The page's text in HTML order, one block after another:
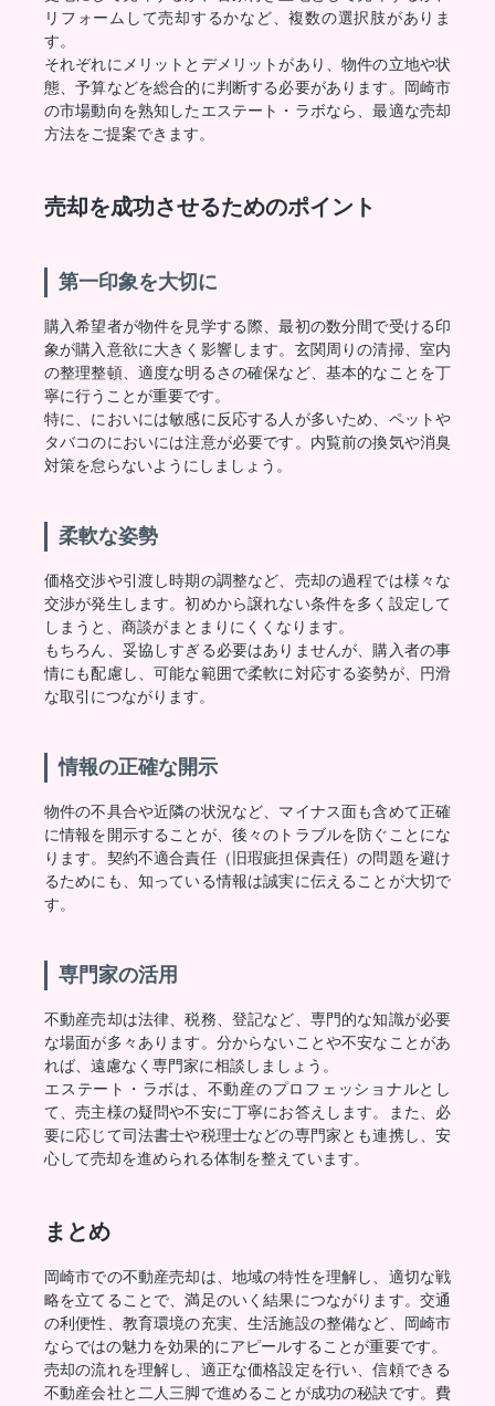
リフォームして売却するかなど、複数の選択肢がありま
す。
それぞれにメリットとデメリットがあり、物件の立地や状
態、予算などを総合的に判断する必要があります。岡崎市
の市場動向を熟知したエステート・ラボなら、最適な売却
方法をご提案できます。
売却を成功させるためのポイント
第一印象を大切に
購入希望者が物件を見学する際、最初の数分間で受ける印
象が購入意欲に大きく影響します。玄関周りの清掃、室内
の整理整頓、適度な明るさの確保など、基本的なことを丁
寧に行うことが重要です。
特に、においには敏感に反応する人が多いため、ペットや
タバコのにおいには注意が必要です。内覧前の換気や消臭
対策を怠らないようにしましょう。
柔軟な姿勢
価格交渉や引渡し時期の調整など、売却の過程では様々な
交渉が発生します。初めから譲れない条件を多く設定して
しまうと、商談がまとまりにくくなります。
もちろん、妥協しすぎる必要はありませんが、購入者の事
情にも配慮し、可能な範囲で柔軟に対応する姿勢が、円滑
な取引につながります。
情報の正確な開示
物件の不具合や近隣の状況など、マイナス面も含めて正確
に情報を開示することが、後々のトラブルを防ぐことにな
ります。契約不適合責任（旧瑕疵担保責任）の問題を避け
るためにも、知っている情報は誠実に伝えることが大切で
す。
専門家の活用
不動産売却は法律、税務、登記など、専門的な知識が必要
な場面が多々あります。分からないことや不安なことがあ
れば、遠慮なく専門家に相談しましょう。
エステート・ラボは、不動産のプロフェッショナルとし
て、売主様の疑問や不安に丁寧にお答えします。また、必
要に応じて司法書士や税理士などの専門家とも連携し、安
心して売却を進められる体制を整えています。
まとめ
岡崎市での不動産売却は、地域の特性を理解し、適切な戦
略を立てることで、満足のいく結果につながります。交通
の利便性、教育環境の充実、生活施設の整備など、岡崎市
ならではの魅力を効果的にアピールすることが重要です。
売却の流れを理解し、適正な価格設定を行い、信頼できる
不動産会社と二人三脚で進めることが成功の秘訣です。費